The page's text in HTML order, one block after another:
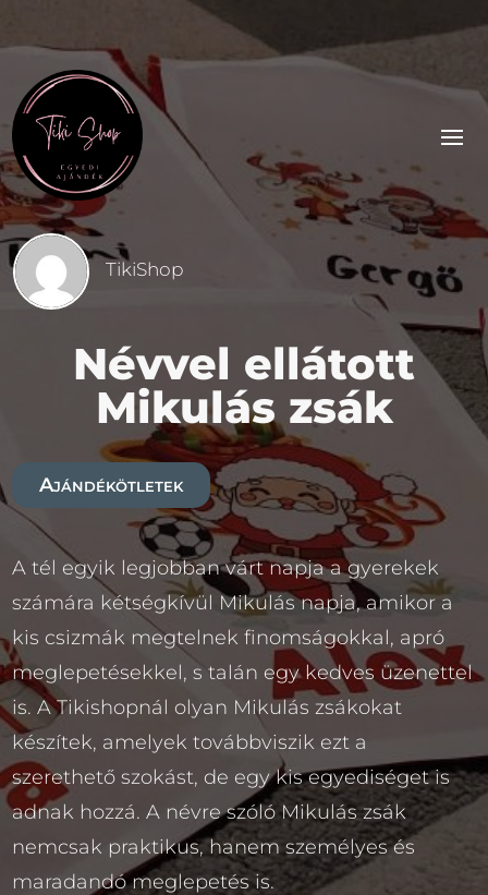
TikiShop
Névvel ellátott
Mikulás zsák
Ajándékötletek
A tél egyik legjobban várt napja a gyerekek
számára kétségkívül Mikulás napja, amikor a
kis csizmák megtelnek finomságokkal, apró
meglepetésekkel, s talán egy kedves üzenettel
is. A Tikishopnál olyan Mikulás zsákokat
készítek, amelyek továbbviszik ezt a
szerethető szokást, de egy kis egyediséget is
adnak hozzá. A névre szóló Mikulás zsák
nemcsak praktikus, hanem személyes és
maradandó meglepetés is.